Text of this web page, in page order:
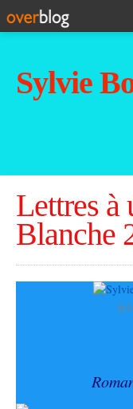
Sylvie
Lettres à
Blanche